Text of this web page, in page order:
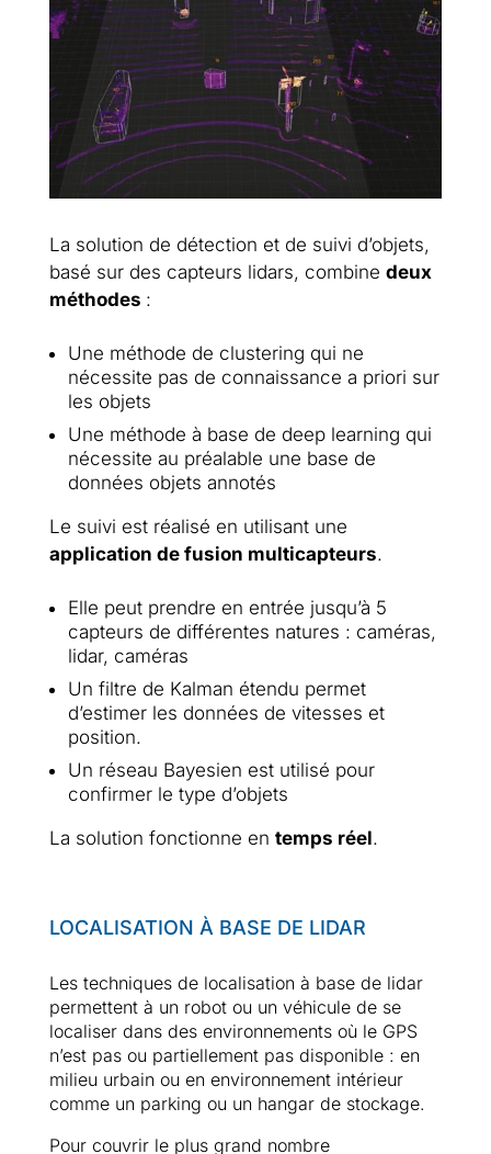
La solution de détection et de suivi d’objets,
basé sur des capteurs lidars, combine deux
méthodes :
Une méthode de clustering qui ne
nécessite pas de connaissance a priori sur
les objets
Une méthode à base de deep learning qui
nécessite au préalable une base de
données objets annotés
Le suivi est réalisé en utilisant une
application de fusion multicapteurs.
Elle peut prendre en entrée jusqu’à 5
capteurs de différentes natures : caméras,
lidar, caméras
Un filtre de Kalman étendu permet
d’estimer les données de vitesses et
position.
Un réseau Bayesien est utilisé pour
confirmer le type d’objets
La solution fonctionne en temps réel.
LOCALISATION À BASE DE LIDAR
Les techniques de localisation à base de lidar
permettent à un robot ou un véhicule de se
localiser dans des environnements où le GPS
n’est pas ou partiellement pas disponible : en
milieu urbain ou en environnement intérieur
comme un parking ou un hangar de stockage.
Pour couvrir le plus grand nombre